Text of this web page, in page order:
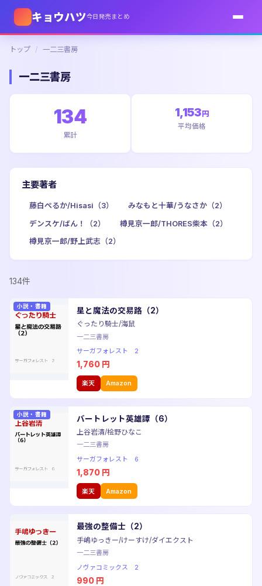
キョウハツ今日発売まとめ
トップ / 一二三書房
一二三書房
134
累計
1,153 円
平均価格
主要著者
藤白ぺるか/Hisasi（3） みなもと十華/うなさか（2）
デンスケ/ばん！（2） 樽見京一郎/THORES柴本（2）
樽見京一郎/野上武志（2）
134件
小説・書籍 星と魔法の交易路（2）
ぐったり騎士/海鼠
一二三書房
サーガフォレスト 2
1,760 円
楽天 Amazon
小説・書籍 バートレット英雄譚（6）
上谷岩清/桧野ひなこ
一二三書房
サーガフォレスト 6
1,870 円
楽天 Amazon
最強の整備士（2）
手嶋ゆっきー/けーすけ/ダイエクスト
一二三書房
ノヴァコミックス 2
990 円